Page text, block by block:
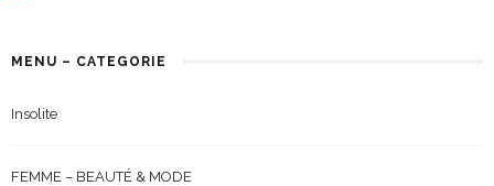
MENU – CATEGORIE
Insolite
FEMME – BEAUTÉ & MODE